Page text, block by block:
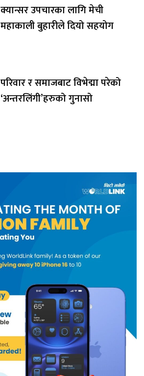
क्यान्सर उपचारका लागि मेची
महाकाली बुहारीले दियो सहयोग
परिवार र समाजबाट विभेद्मा परेको
‘अन्तरलिंगी’हरुको गुनासो